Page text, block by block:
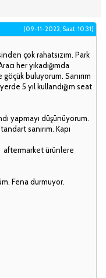
(09-11-2022, Saat: 10:31)
çok rahatsızım. Park
her yıkadığımda
göçük buluyorum. Sanırım
5 yıl kullandığım seat
yapmayı düşünüyorum.
sanırım. Kapı
aftermarket ürünlere
Fena durmuyor.